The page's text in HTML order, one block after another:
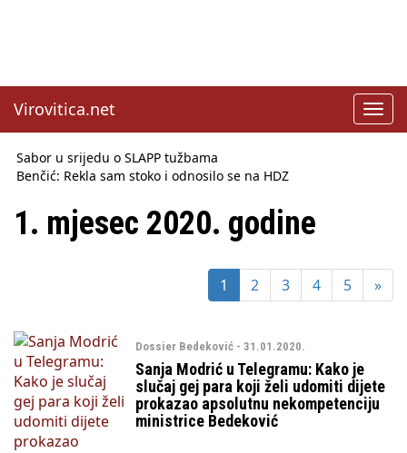
Virovitica.net
Sabor u srijedu o SLAPP tužbama
Benčić: Rekla sam stoko i odnosilo se na HDZ
godine
Sindikati traže zaštitu plaća od inflacije, Ćorić pregovore
Državni tajnik Rukavina: Hrvatska ima 3,6 milijuna birača
HŽ Infrastruktura: Nesreće na željezničkim prijelazima
bar Coco Choco
1. mjesec 2020. godine
1 2 3 4 5 »
Dossier Bedeković - 31.01.2020.
Sanja Modrić u Telegramu: Kako je
slučaj gej para koji želi udomiti dijete
prokazao apsolutnu nekompetenciju
ministrice Bedeković